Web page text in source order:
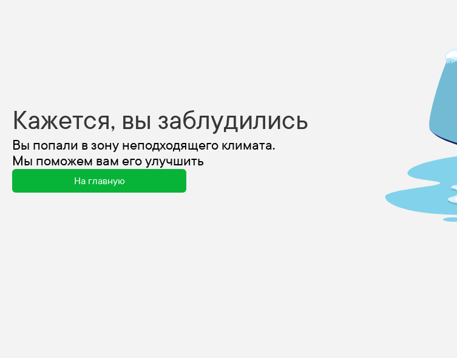
Кажется, вы заблудились
Вы попали в зону неподходящего климата.
Мы поможем вам его улучшить
На главную